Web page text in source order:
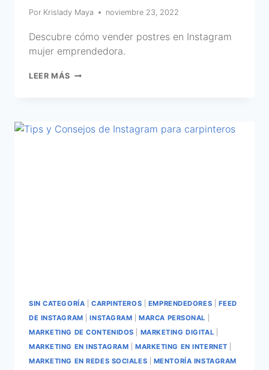
Por Krislady Maya noviembre 23, 2022
Descubre cómo vender postres en Instagram
mujer emprendedora.
LEER MÁS
SIN CATEGORÍA CARPINTEROS EMPRENDEDORES
FEED
DE INSTAGRAM |INSTAGRAM |MARCA PERSONAL
MARKETING DE CONTENIDOS
MARKETING DIGITAL
MARKETING EN INSTAGRAM |MARKETING EN INTERNET
MARKETING EN REDES SOCIALES
MENTORÍA INSTAGRAM